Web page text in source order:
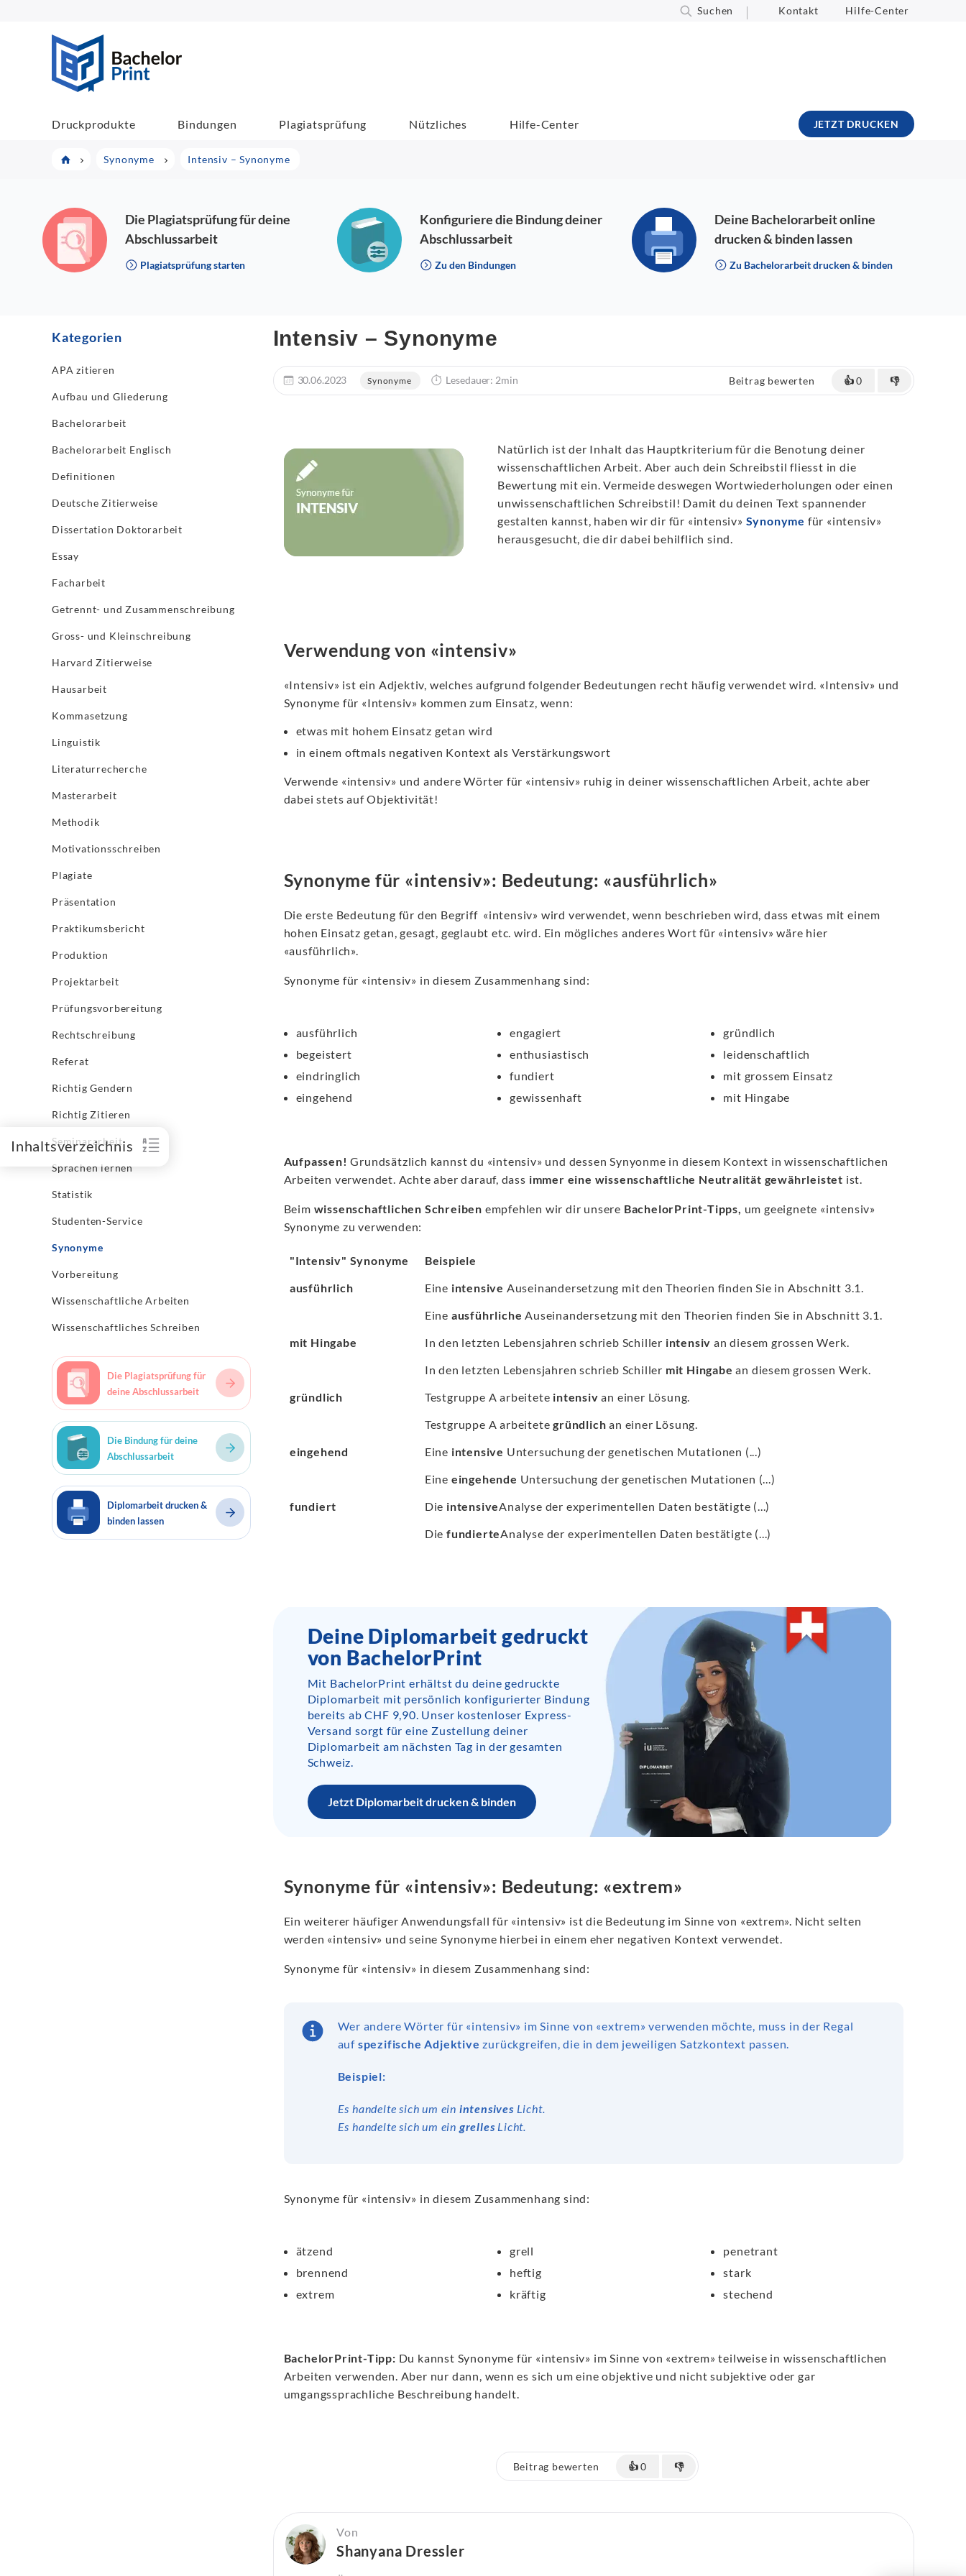
Suchen Kontakt Hilfe-Center
Druckprodukte Bindungen Plagiatsprüfung Nützliches Hilfe-Center JETZT DRUCKEN
Synonyme Intensiv – Synonyme
Die Plagiatsprüfung für deine
Abschlussarbeit
Plagiatsprüfung starten
Konfiguriere die Bindung deiner
Abschlussarbeit
Zu den Bindungen
Deine Bachelorarbeit online
drucken & binden lassen
Zu Bachelorarbeit drucken & binden
Kategorien
APA zitieren
Aufbau und Gliederung
Bachelorarbeit
Bachelorarbeit Englisch
Definitionen
Deutsche Zitierweise
Dissertation Doktorarbeit
Essay
Facharbeit
Getrennt- und Zusammenschreibung
Gross- und Kleinschreibung
Harvard Zitierweise
Hausarbeit
Kommasetzung
Linguistik
Literaturrecherche
Masterarbeit
Methodik
Motivationsschreiben
Plagiate
Präsentation
Praktikumsbericht
Produktion
Projektarbeit
Prüfungsvorbereitung
Rechtschreibung
Referat
Richtig Gendern
Richtig Zitieren
Seminararbeit
Sprachen lernen
Statistik
Studenten-Service
Synonyme
Vorbereitung
Wissenschaftliche Arbeiten
Wissenschaftliches Schreiben
Die Plagiatsprüfung für
deine Abschlussarbeit
Die Bindung für deine
Abschlussarbeit
Diplomarbeit drucken &
binden lassen
Intensiv – Synonyme
30.06.2023 Synonyme Lesedauer: 2min Beitrag bewerten 👍0 👎
Inhaltsverzeichnis
Natürlich ist der Inhalt das Hauptkriterium für die Benotung deiner
wissenschaftlichen Arbeit. Aber auch dein Schreibstil fliesst in die
Bewertung mit ein. Vermeide deswegen Wortwiederholungen oder einen
unwissenschaftlichen Schreibstil! Damit du deinen Text spannender
gestalten kannst, haben wir dir für «intensiv» Synonyme für «intensiv»
herausgesucht, die dir dabei behilflich sind.
Verwendung von «intensiv»
«Intensiv» ist ein Adjektiv, welches aufgrund folgender Bedeutungen recht häufig verwendet wird. «Intensiv» und
Synonyme für «Intensiv» kommen zum Einsatz, wenn:
etwas mit hohem Einsatz getan wird
in einem oftmals negativen Kontext als Verstärkungswort
Verwende «intensiv» und andere Wörter für «intensiv» ruhig in deiner wissenschaftlichen Arbeit, achte aber
dabei stets auf Objektivität!
Synonyme für «intensiv»: Bedeutung: «ausführlich»
Die erste Bedeutung für den Begriff «intensiv» wird verwendet, wenn beschrieben wird, dass etwas mit einem
hohen Einsatz getan, gesagt, geglaubt etc. wird. Ein mögliches anderes Wort für «intensiv» wäre hier
«ausführlich».
Synonyme für «intensiv» in diesem Zusammenhang sind:
ausführlich
begeistert
eindringlich
eingehend
engagiert
enthusiastisch
fundiert
gewissenhaft
gründlich
leidenschaftlich
mit grossem Einsatz
mit Hingabe
Aufpassen!Grundsätzlich kannst du «intensiv» und dessen Synyonme in diesem Kontext in wissenschaftlichen
Arbeiten verwendet. Achte aber darauf, dass immer eine wissenschaftliche Neutralität gewährleistet ist.
Beim wissenschaftlichen Schreiben empfehlen wir dir unsere BachelorPrint-Tipps, um geeignete «intensiv»
Synonyme zu verwenden:
"Intensiv" Synonyme
Beispiele
ausführlich
Eine intensive Auseinandersetzung mit den Theorien finden Sie in Abschnitt 3.1.
Eine ausführliche Auseinandersetzung mit den Theorien finden Sie in Abschnitt 3.1.
mit Hingabe
In den letzten Lebensjahren schrieb Schiller intensiv an diesem grossen Werk.
In den letzten Lebensjahren schrieb Schiller mit Hingabe an diesem grossen Werk.
gründlich
Testgruppe A arbeitete intensiv an einer Lösung.
Testgruppe A arbeitetegründlich an einer Lösung.
eingehend
Eine intensive Untersuchung der genetischen Mutationen (...)
Eine eingehende Untersuchung der genetischen Mutationen (...)
fundiert
Die intensiveAnalyse der experimentellen Daten bestätigte (...)
Die fundierteAnalyse der experimentellen Daten bestätigte (...)
Deine Diplomarbeit gedruckt
von BachelorPrint
Mit BachelorPrint erhältst du deine gedruckte
Diplomarbeit mit persönlich konfigurierter Bindung
bereits ab CHF 9,90. Unser kostenloser Express-
Versand sorgt für eine Zustellung deiner
Diplomarbeit am nächsten Tag in der gesamten
Schweiz.
Jetzt Diplomarbeit drucken & binden
Synonyme für «intensiv»: Bedeutung: «extrem»
Ein weiterer häufiger Anwendungsfall für «intensiv» ist die Bedeutung im Sinne von «extrem». Nicht selten
werden «intensiv» und seine Synonyme hierbei in einem eher negativen Kontext verwendet.
Synonyme für «intensiv» in diesem Zusammenhang sind:
Wer andere Wörter für «intensiv» im Sinne von «extrem» verwenden möchte, muss in der Regal
auf spezifische Adjektive zurückgreifen, die in dem jeweiligen Satzkontext passen.
Beispiel:
Es handelte sich um ein intensives Licht.
Es handelte sich um ein grelles Licht.
Synonyme für «intensiv» in diesem Zusammenhang sind:
ätzend
brennend
extrem
grell
heftig
kräftig
penetrant
stark
stechend
BachelorPrint-Tipp: Du kannst Synonyme für «intensiv» im Sinne von «extrem» teilweise in wissenschaftlichen
Arbeiten verwenden. Aber nur dann, wenn es sich um eine objektive und nicht subjektive oder gar
umgangssprachliche Beschreibung handelt.
Beitrag bewerten 👍0 👎
Von
Shanyana Dressler